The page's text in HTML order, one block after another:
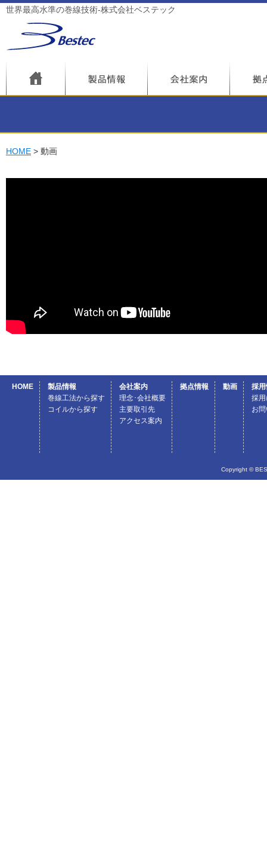
世界最高水準の巻線技術-株式会社ベステック
HOME 動画
HOME
製品情報
巻線工法から探す
コイルから探す
会社案内
理念･会社概要
主要取引先
アクセス案内
拠点情報 動画
採
採
お
Copyright ©